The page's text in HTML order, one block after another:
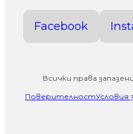
Facebook
Всички права
ПоверителностУсловия